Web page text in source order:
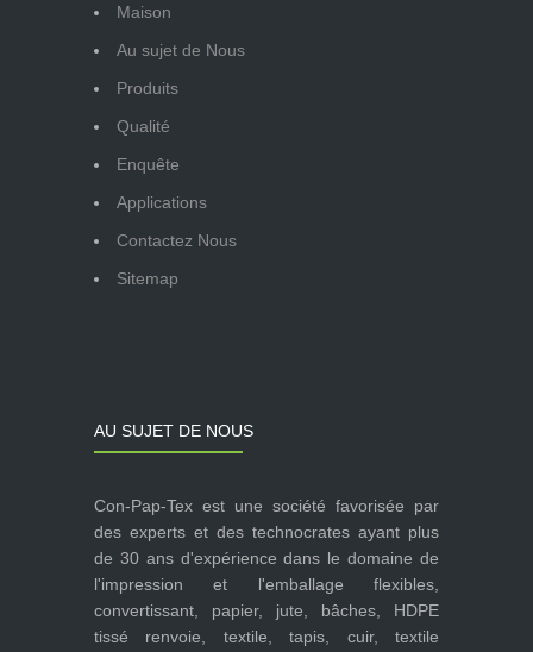
Maison
Au sujet de Nous
Produits
Qualité
Enquête
Applications
Contactez Nous
Sitemap
AU SUJET DE NOUS
Con-Pap-Tex est une société favorisée par
des experts et des technocrates ayant plus
de 30 ans d'expérience dans le domaine de
l'impression et l'emballage flexibles,
convertissant, papier, jute, bâches, HDPE
tissé renvoie, textile, tapis, cuir, textile